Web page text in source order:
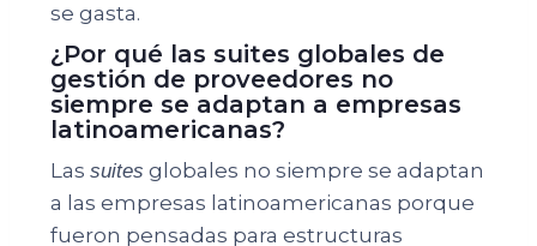
se gasta.
¿Por qué las suites globales de
gestión de proveedores no
siempre se adaptan a empresas
latinoamericanas?
Las suites globales no siempre se adaptan
a las empresas latinoamericanas porque
fueron pensadas para estructuras